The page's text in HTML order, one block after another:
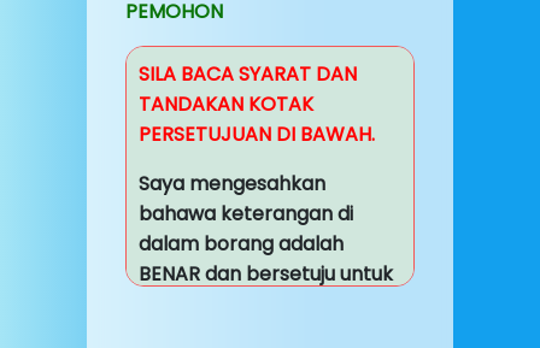
PEMOHON
SILA BACA SYARAT DAN
TANDAKAN KOTAK
PERSETUJUAN DI BAWAH.
Saya mengesahkan
bahawa keterangan di
dalam borang adalah
BENAR dan bersetuju untuk